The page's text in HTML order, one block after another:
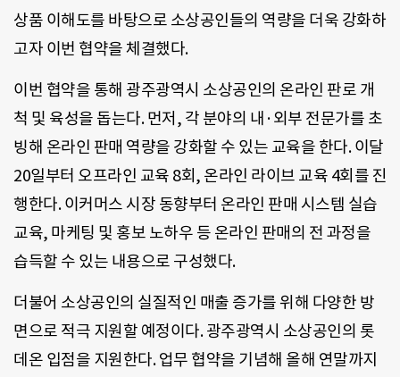
상품 이해도를 바탕으로 소상공인들의 역량을 더욱 강화하
고자 이번 협약을 체결했다.
이번 협약을 통해 광주광역시 소상공인의 온라인 판로 개
척 및 육성을 돕는다. 먼저, 각 분야의 내·외부 전문가를 초
빙해 온라인 판매 역량을 강화할 수 있는 교육을 한다. 이달
20일부터 오프라인 교육 8회, 온라인 라이브 교육 4회를 진
행한다. 이커머스 시장 동향부터 온라인 판매 시스템 실습
교육, 마케팅 및 홍보 노하우 등 온라인 판매의 전 과정을
습득할 수 있는 내용으로 구성했다.
더불어 소상공인의 실질적인 매출 증가를 위해 다양한 방
면으로 적극 지원할 예정이다. 광주광역시 소상공인의 롯
데온 입점을 지원한다. 업무 협약을 기념해 올해 연말까지